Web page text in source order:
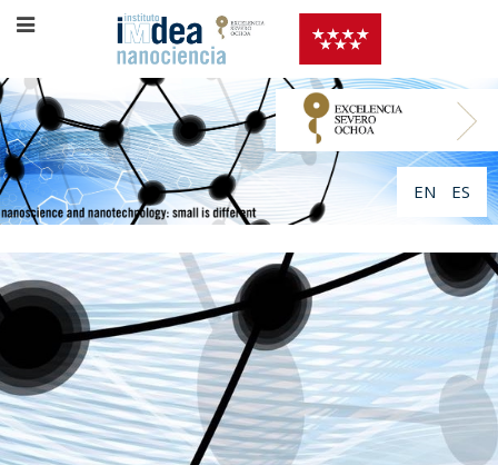
EN ES